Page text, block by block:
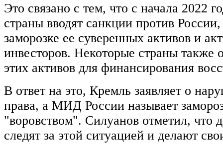
Это связано с тем, что с начала 2022
страны вводят санкции против
заморозке ее суверенных активов и
инвесторов. Некоторые страны
этих активов для финансирования
В ответ на это, Кремль заявляет о
права, а МИД России называет
"воровством". Силуанов отметил, что
следят за этой ситуацией и делают